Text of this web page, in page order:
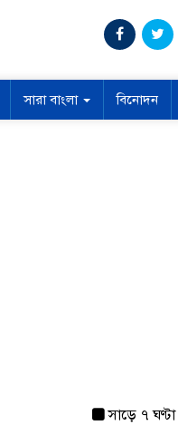
সারা বাংলা বিনোদন
সাড়ে ৭ ঘণ্টা পর